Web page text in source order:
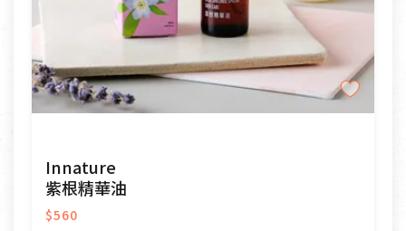
Innature
紫根精華油
$560